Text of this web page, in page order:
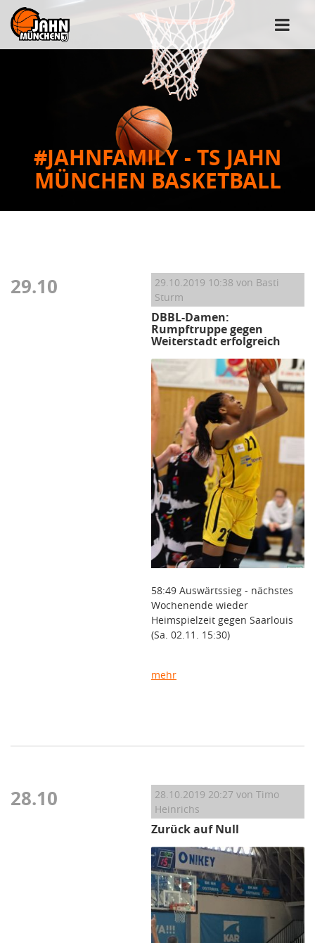
#JAHNFAMILY - TS JAHN
MÜNCHEN BASKETBALL
29.10 29.10.2019 10:38 von Basti
Sturm
DBBL-Damen:
Rumpftruppe gegen
Weiterstadt erfolgreich
58:49 Auswärtssieg - nächstes
Wochenende wieder
Heimspielzeit gegen Saarlouis
(Sa. 02.11. 15:30)
mehr
28.10 28.10.2019 20:27 von Timo
Heinrichs
Zurück auf Null